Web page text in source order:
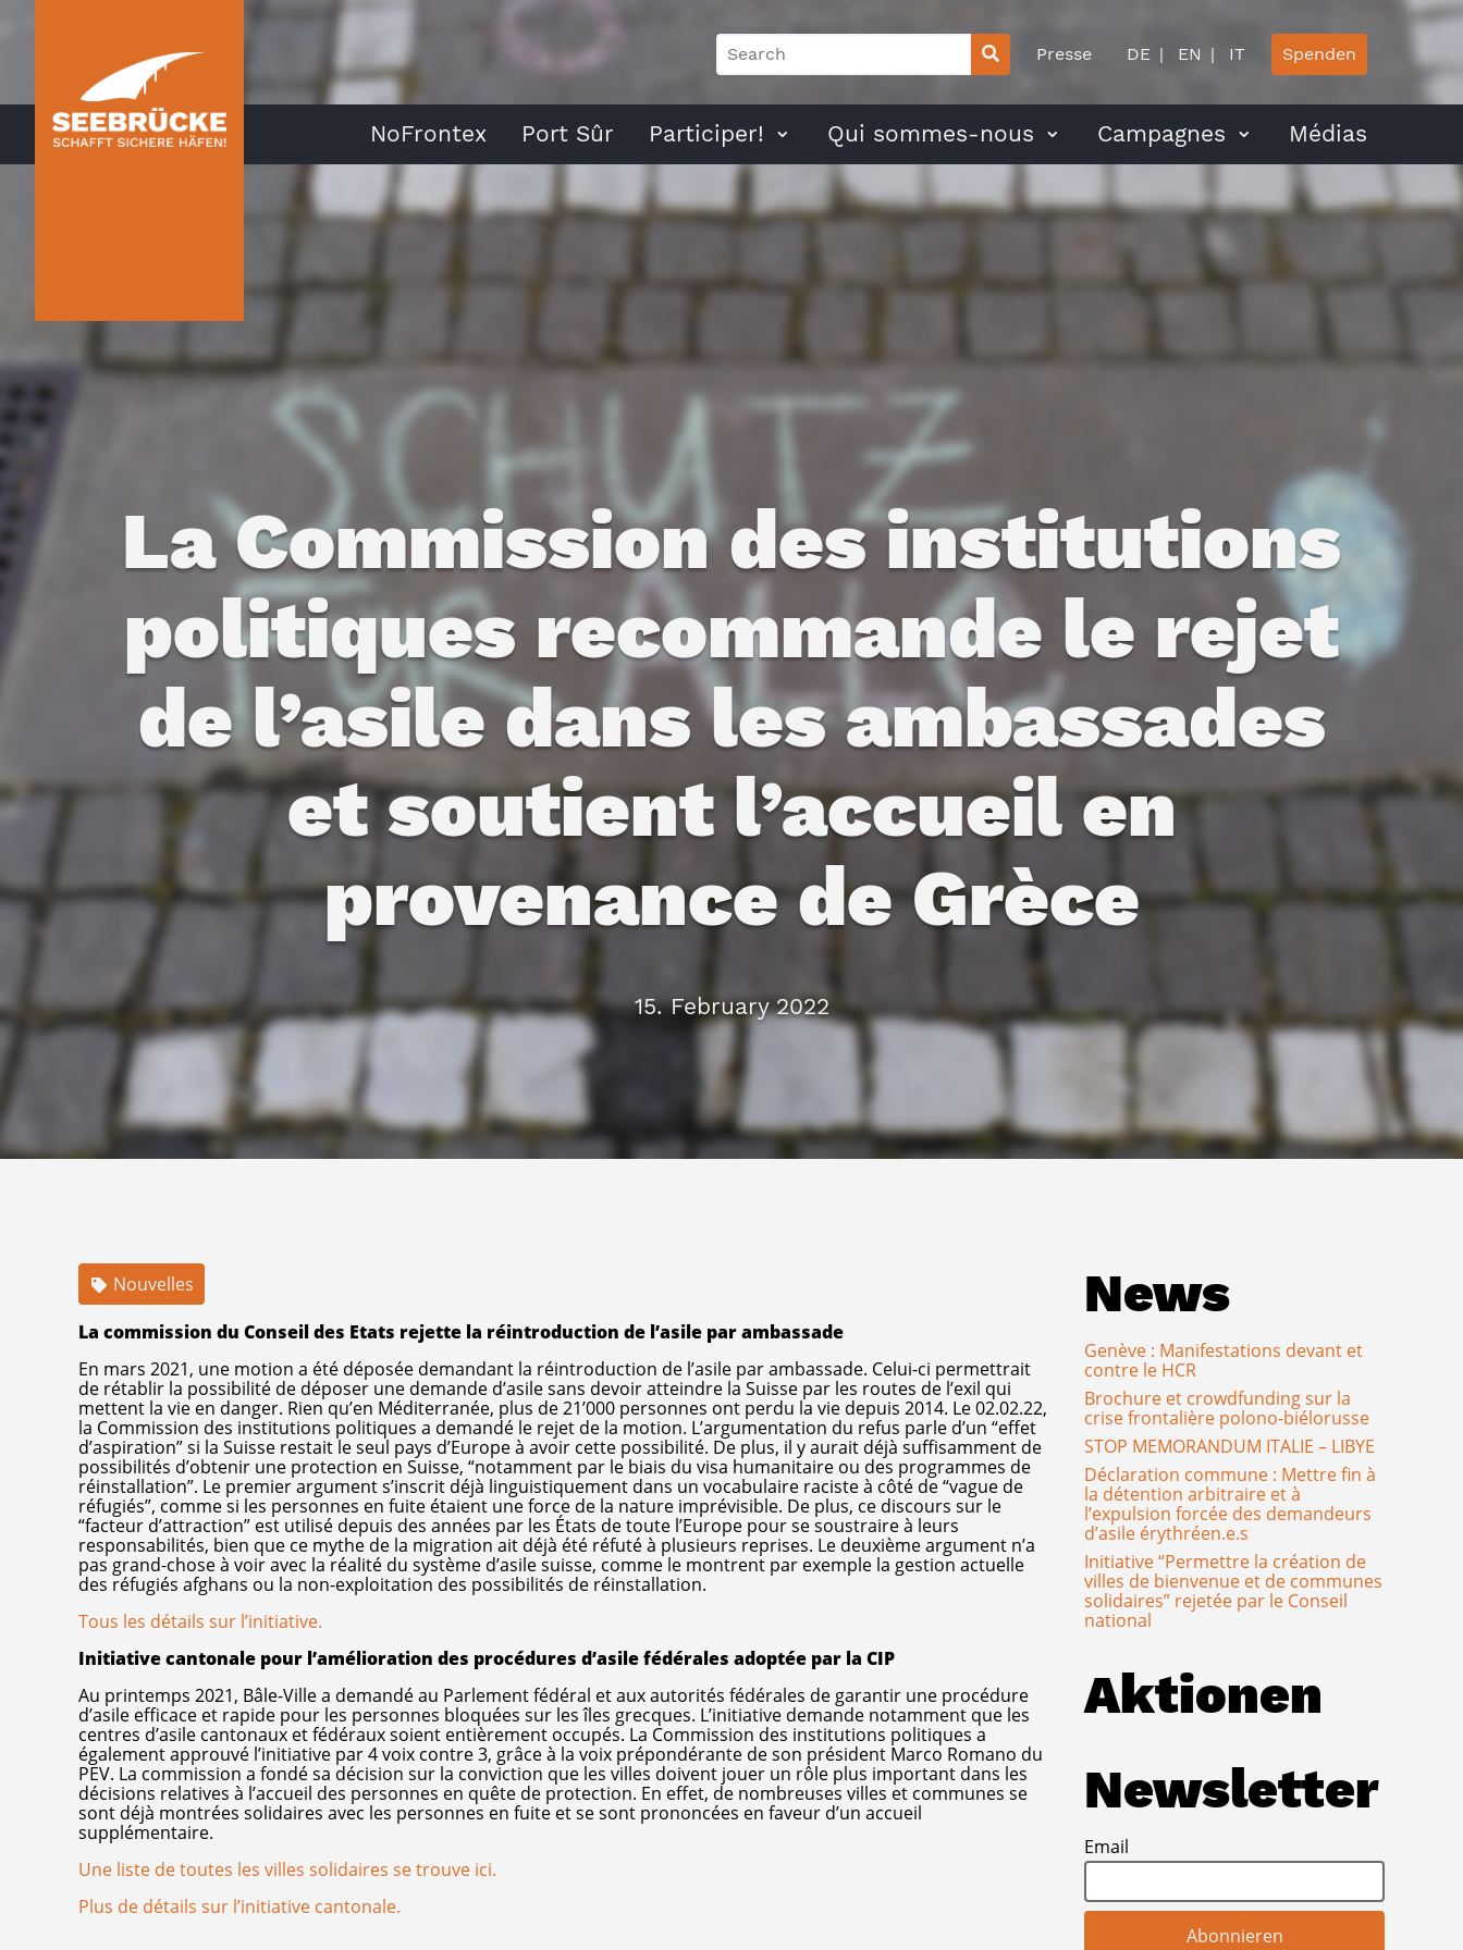
NoFrontex Port Sûr Participer! Qui sommes-nous Campagnes Médias
Presse DE EN IT Spenden
La Commission des institutions
politiques recommande le rejet
de l’asile dans les ambassades
et soutient l’accueil en
provenance de Grèce
15. February 2022
Nouvelles
La commission du Conseil des Etats rejette la réintroduction de l’asile par ambassade
En mars 2021, une motion a été déposée demandant la réintroduction de l’asile par ambassade. Celui-ci permettrait
de rétablir la possibilité de déposer une demande d’asile sans devoir atteindre la Suisse par les routes de l’exil qui
mettent la vie en danger. Rien qu’en Méditerranée, plus de 21’000 personnes ont perdu la vie depuis 2014. Le 02.02.22,
la Commission des institutions politiques a demandé le rejet de la motion. L’argumentation du refus parle d’un “effet
d’aspiration” si la Suisse restait le seul pays d’Europe à avoir cette possibilité. De plus, il y aurait déjà suffisamment de
possibilités d’obtenir une protection en Suisse, “notamment par le biais du visa humanitaire ou des programmes de
réinstallation”. Le premier argument s’inscrit déjà linguistiquement dans un vocabulaire raciste à côté de “vague de
réfugiés”, comme si les personnes en fuite étaient une force de la nature imprévisible. De plus, ce discours sur le
“facteur d’attraction” est utilisé depuis des années par les États de toute l’Europe pour se soustraire à leurs
responsabilités, bien que ce mythe de la migration ait déjà été réfuté à plusieurs reprises. Le deuxième argument n’a
pas grand-chose à voir avec la réalité du système d’asile suisse, comme le montrent par exemple la gestion actuelle
des réfugiés afghans ou la non-exploitation des possibilités de réinstallation.
Tous les détails sur l’initiative.
Initiative cantonale pour l’amélioration des procédures d’asile fédérales adoptée par la CIP
Au printemps 2021, Bâle-Ville a demandé au Parlement fédéral et aux autorités fédérales de garantir une procédure
d’asile efficace et rapide pour les personnes bloquées sur les îles grecques. L’initiative demande notamment que les
centres d’asile cantonaux et fédéraux soient entièrement occupés. La Commission des institutions politiques a
également approuvé l’initiative par 4 voix contre 3, grâce à la voix prépondérante de son président Marco Romano du
PEV. La commission a fondé sa décision sur la conviction que les villes doivent jouer un rôle plus important dans les
décisions relatives à l’accueil des personnes en quête de protection. En effet, de nombreuses villes et communes se
sont déjà montrées solidaires avec les personnes en fuite et se sont prononcées en faveur d’un accueil
supplémentaire.
Une liste de toutes les villes solidaires se trouve ici.
Plus de détails sur l’initiative cantonale.
News
Genève : Manifestations devant et
contre le HCR
Brochure et crowdfunding sur la
crise frontalière polono-biélorusse
STOP MEMORANDUM ITALIE – LIBYE
Déclaration commune : Mettre fin à
la détention arbitraire et à
l’expulsion forcée des demandeurs
d’asile érythréen.e.s
Initiative “Permettre la création de
villes de bienvenue et de communes
solidaires” rejetée par le Conseil
national
Aktionen
Newsletter
Email